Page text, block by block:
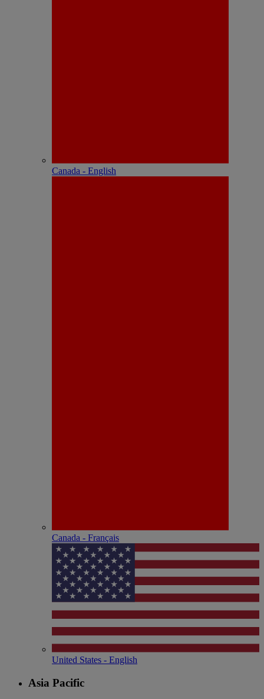
Canada - English
Canada - Français
United States - English
Asia Pacific